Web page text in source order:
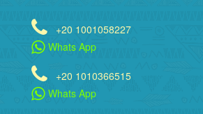
+20 1001058227
Whats App
+20 1010366515
Whats App